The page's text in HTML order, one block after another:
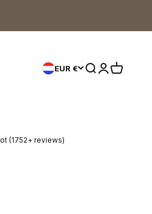
EUR € Zoeken openen
(1752+ reviews)